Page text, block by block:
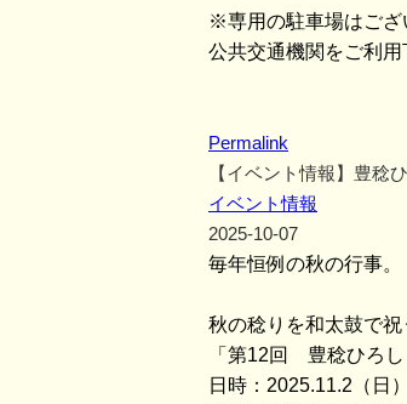
※専用の駐車場はござ
公共交通機関をご利用
Permalink
【イベント情報】豊稔
イベント情報
2025-10-07
毎年恒例の秋の行事。
秋の稔りを和太鼓で祝
「第12回 豊稔ひろし
日時：2025.11.2（